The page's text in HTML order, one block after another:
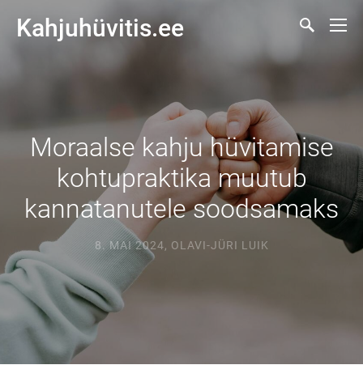
Kahjuhüvitis.ee
Moraalse kahju hüvitamise
kohtupraktika muutub
kannatanutele soodsamaks
8. MAI 2024, OLAVI-JÜRI LUIK